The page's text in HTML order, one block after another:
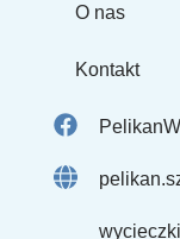
O nas
Kontakt